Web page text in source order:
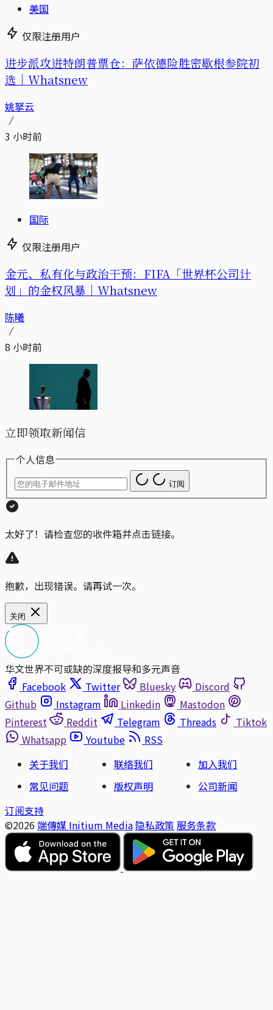
美国
仅限注册用户
进步派攻进特朗普票仓：萨依德险胜密歇根参院初
选｜Whatsnew
姚拏云
3 小时前
国际
仅限注册用户
金元、私有化与政治干预：FIFA「世界杯公司计
划」的金权风暴｜Whatsnew
陈曦
8 小时前
立即领取新闻信
个人信息
订阅
太好了！请检查您的收件箱并点击链接。
抱歉，出现错误。请再试一次。
关闭
华文世界不可或缺的深度报导和多元声音
Facebook
Twitter Bluesky
Discord
Github
Instagram Linkedin
Mastodon
Pinterest
Reddit Telegram Threads
Tiktok
Whatsapp
Youtube
RSS
关于我们
联络我们
加入我们
常见问题
版权声明
公司新闻
订阅支持
©2026 端傳媒 Initium Media 隐私政策 服务条款